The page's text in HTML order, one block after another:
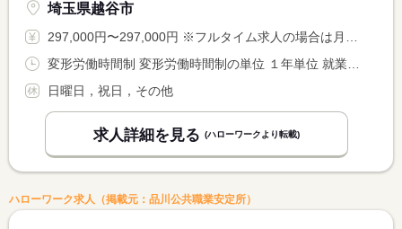
埼玉県越谷市
297,000円〜297,000円 ※フルタイム求人の場合は月額（換算額）、パート求人の場合は時間額を表示しています。
日曜日，祝日，その他
求人詳細を見る (ハローワークより転載)
ハローワーク求人（掲載元：品川公共職業安定所）